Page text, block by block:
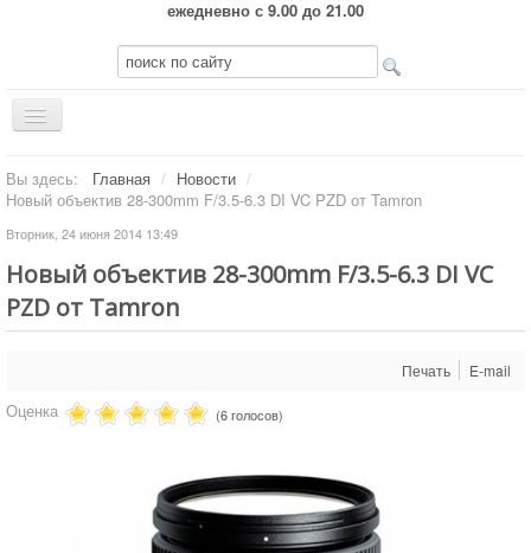
ежедневно с 9.00 до 21.00
Включить/
Главная
Услуги
Условия проката
Статьи
Вы здесь: Главная / Новости /
Новый объектив 28-300mm F/3.5-6.3 DI VC PZD от Tamron
Вторник, 24 июня 2014 13:49
Новый объектив 28-300mm F/3.5-6.3 DI VC
PZD от Tamron
Печать E-mail
Оценка (6 голосов)